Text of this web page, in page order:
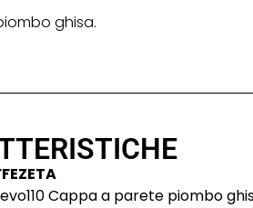
ghisa.
Cappa a parete piombo